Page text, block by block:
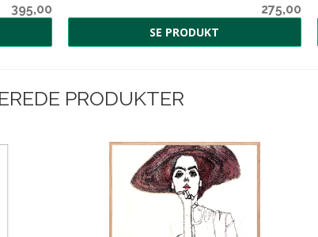
395,00
275,00
SE PRODUKT
PRODUKTER